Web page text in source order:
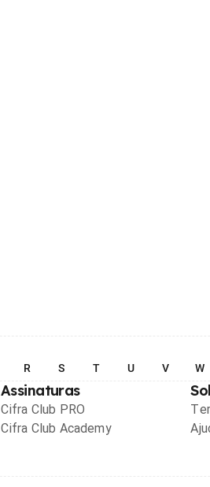
R S T U V W
Assinaturas
Cifra Club PRO
Cifra Club Academy